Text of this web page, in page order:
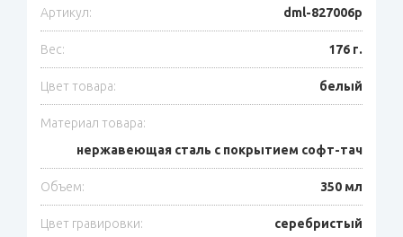
Артикул: dml-827006p
Вес: 176 г.
Цвет товара: белый
Материал товара:
нержавеющая сталь с покрытием софт-тач
Объем: 350 мл
Цвет гравировки: серебристый